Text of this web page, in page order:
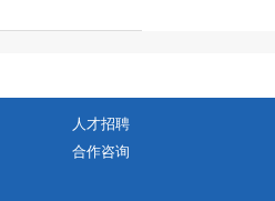
人才招聘
合作咨询